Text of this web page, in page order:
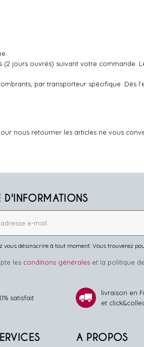
(2 jours ouvrés) suivant votre
par transporteur spécifique.
nous retourner les articles ne vous
D'INFORMATIONS
vous désinscrire à tout moment. Vous trouverez
les conditions généraleset la politique
satisfait
livraison en
et
A PROPOS